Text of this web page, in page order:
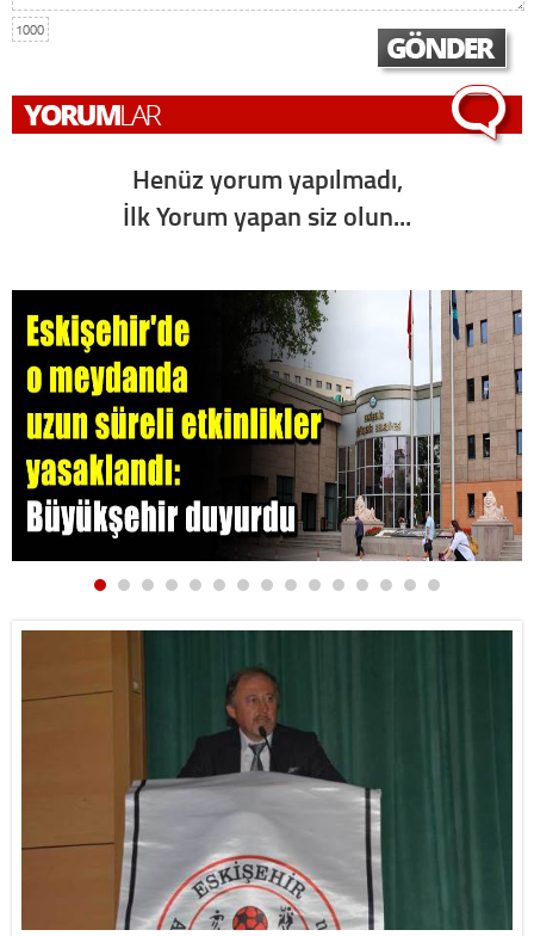
1000
Henüz yorum yapılmadı,
İlk Yorum yapan siz olun...